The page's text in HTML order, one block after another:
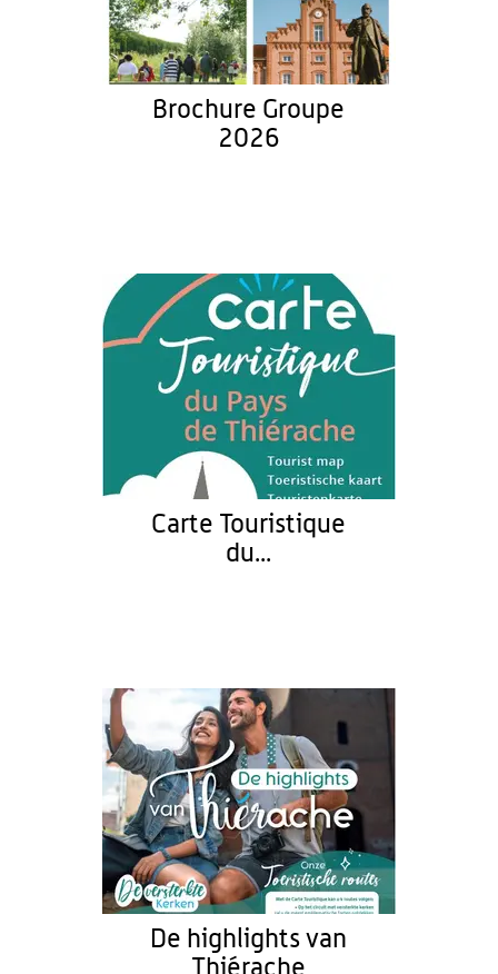
Brochure Groupe
2026
Carte Touristique
du...
De highlights van
Thiérache